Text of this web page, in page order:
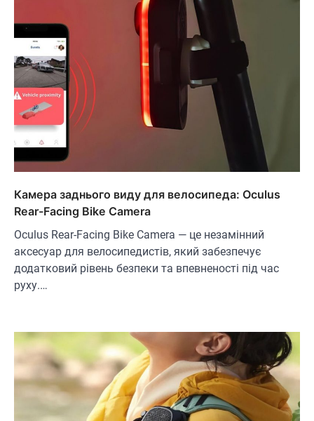
Камера заднього виду для велосипеда: Oculus
Rear-Facing Bike Camera
Oculus Rear-Facing Bike Camera — це незамінний
аксесуар для велосипедистів, який забезпечує
додатковий рівень безпеки та впевненості під час
руху.…